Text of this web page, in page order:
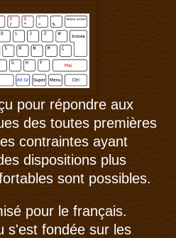
pour répondre aux
des toutes premières
contraintes ayant
dispositions plus
sont possibles.
pour le français.
s'est fondée sur les